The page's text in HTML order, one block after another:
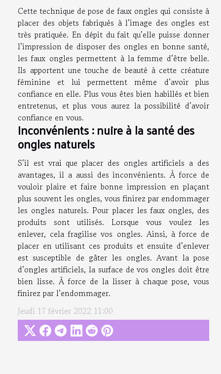
Cette technique de pose de faux ongles qui consiste à
placer des objets fabriqués à l’image des ongles est
très pratiquée. En dépit du fait qu’elle puisse donner
l’impression de disposer des ongles en bonne santé,
les faux ongles permettent à la femme d’être belle.
Ils apportent une touche de beauté à cette créature
féminine et lui permettent même d’avoir plus
confiance en elle. Plus vous êtes bien habillés et bien
entretenus, et plus vous aurez la possibilité d’avoir
confiance en vous.
Inconvénients : nuire à la santé des
ongles naturels
S’il est vrai que placer des ongles artificiels a des
avantages, il a aussi des inconvénients. À force de
vouloir plaire et faire bonne impression en plaçant
plus souvent les ongles, vous finirez par endommager
les ongles naturels. Pour placer les faux ongles, des
produits sont utilisés. Lorsque vous voulez les
enlever, cela fragilise vos ongles. Ainsi, à force de
placer en utilisant ces produits et ensuite d’enlever
est susceptible de gâter les ongles. Avant la pose
d’ongles artificiels, la surface de vos ongles doit être
bien lisse. À force de la lisser à chaque pose, vous
finirez par l’endommager.
Jeudi 17 février 2022 11:00